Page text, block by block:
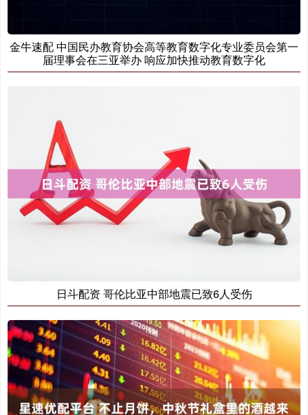
金牛速配 中国民办教育协会高等教育数字化专业委员会第一
届理事会在三亚举办 响应加快推动教育数字化
日斗配资 哥伦比亚中部地震已致6人受伤